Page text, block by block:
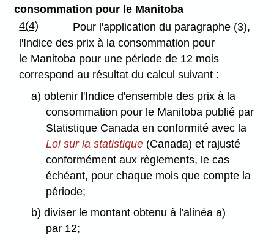
consommation pour le Manitoba
4(4)
Pour l'application du paragraphe (3),
l'Indice des prix à la consommation pour
le Manitoba pour une période de 12 mois
correspond au résultat du calcul suivant :
a) obtenir l'Indice d'ensemble des prix à la
consommation pour le Manitoba publié par
Statistique Canada en conformité avec la
Loi sur la statistique (Canada) et rajusté
conformément aux règlements, le cas
échéant, pour chaque mois que compte la
période;
b) diviser le montant obtenu à l'alinéa a)
par 12;